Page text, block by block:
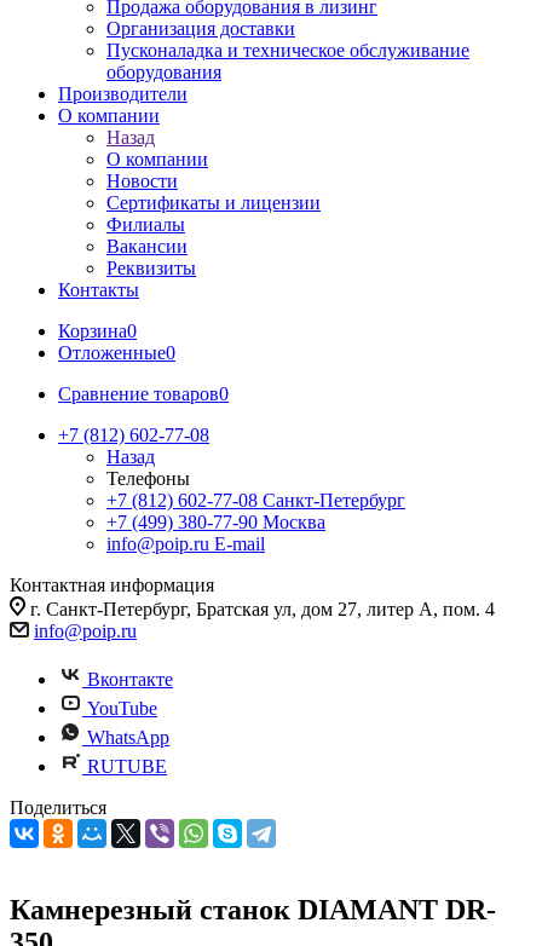
Продажа оборудования в лизинг
Организация доставки
Пусконаладка и техническое обслуживание
оборудования
Производители
О компании
Назад
О компании
Новости
Сертификаты и лицензии
Филиалы
Вакансии
Реквизиты
Контакты
Корзина0
Отложенные0
Сравнение товаров0
+7 (812) 602-77-08
Назад
Телефоны
+7 (812) 602-77-08 Санкт-Петербург
+7 (499) 380-77-90 Москва
info@poip.ru E-mail
Контактная информация
г. Санкт-Петербург, Братская ул, дом 27, литер А, пом. 4
info@poip.ru
Вконтакте
YouTube
WhatsApp
RUTUBE
Поделиться
Камнерезный станок DIAMANT DR-